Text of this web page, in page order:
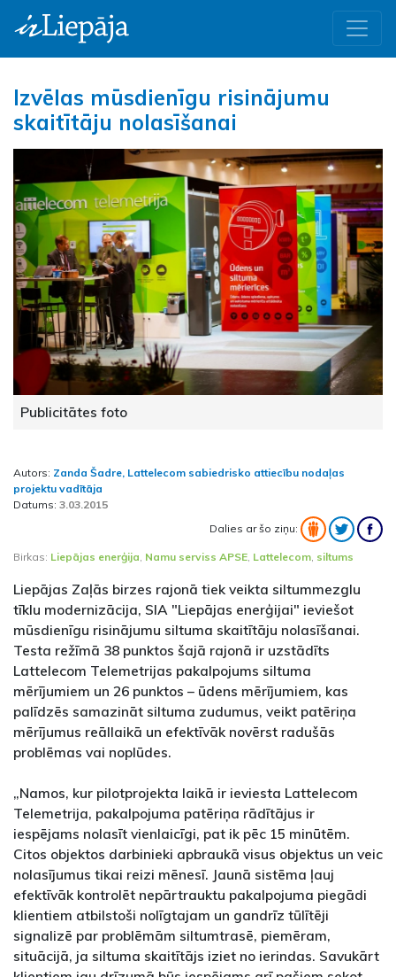
Izvēlas mūsdienīgu risinājumu
skaitītāju nolasīšanai
Publicitātes foto
Autors: Zanda Šadre, Lattelecom sabiedrisko attiecību nodaļas
projektu vadītāja
Datums: 3.03.2015
Dalies ar šo ziņu:
Birkas: Liepājas enerģija Namu serviss APSE Lattelecom siltums
Liepājas Zaļās birzes rajonā tiek veikta siltummezglu
tīklu modernizācija, SIA "Liepājas enerģijai" ieviešot
mūsdienīgu risinājumu siltuma skaitītāju nolasīšanai.
Testa režīmā 38 punktos šajā rajonā ir uzstādīts
Lattelecom Telemetrijas pakalpojums siltuma
mērījumiem un 26 punktos – ūdens mērījumiem, kas
palīdzēs samazināt siltuma zudumus, veikt patēriņa
mērījumus reāllaikā un efektīvāk novērst radušās
problēmas vai noplūdes.
„Namos, kur pilotprojekta laikā ir ieviesta Lattelecom
Telemetrija, pakalpojuma patēriņa rādītājus ir
iespējams nolasīt vienlaicīgi, pat ik pēc 15 minūtēm.
Citos objektos darbinieki apbraukā visus objektus un veic
nolasījumus tikai reizi mēnesī. Jaunā sistēma ļauj
efektīvāk kontrolēt nepārtrauktu pakalpojuma piegādi
klientiem atbilstoši nolīgtajam un gandrīz tūlītēji
signalizē par problēmām siltumtrasē, piemēram,
situācijā, ja siltuma skaitītājs iziet no ierindas. Savukārt